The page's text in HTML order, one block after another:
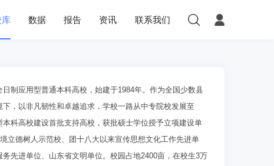
库 数据 报告 资讯 联系我们
制应用型普通本科高校，始建于1984年。作为全国少数县
，以非凡韧性和卓越追求，学校一路从中专院校发展至
科高校建设首批支持高校，获批硕士学位授予立项建设单
立德树人示范校、团十八大以来宣传思想文化工作先进单
先进单位、山东省文明单位。校园占地2400亩，在校生3万